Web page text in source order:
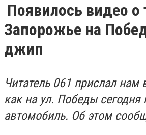
Появилось видео о
Запорожье на
джип
Читатель 061 прислал нам
как на ул. Победы сегодня
автомобиль. Об этом